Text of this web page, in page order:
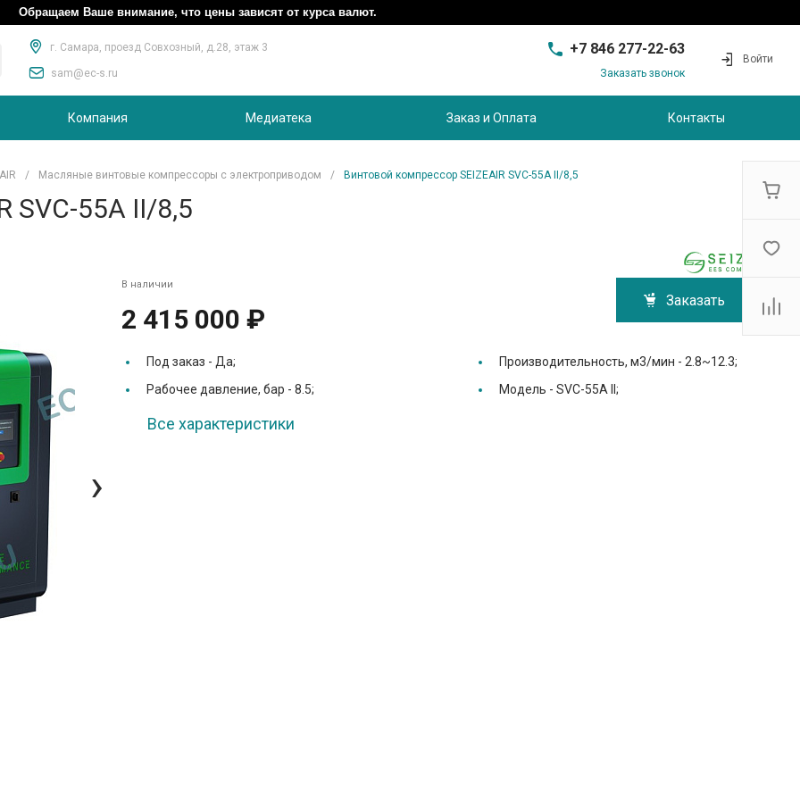
Обращаем Ваше внимание, что цены зависят от курса валют.
г. Самара, проезд Совхозный, д.28, этаж 3
sam@ec-s.ru
+7 846 277-22-63
+7 846 277-22-63
Совхозный, д.28, этаж 3
Заказать звонок
Войти
Компания Медиатека Заказ и Оплата Контакты
/ Масляные винтовые компрессоры с электроприводом / Винтовой компрессор SEIZEAIR SVC-55A II/8,5
SVC-55A II/8,5
›
В наличии
2 415 000 ₽
Заказать
Под заказ - Да; Производительность, м3/мин - 2.8~12.3;
Рабочее давление, бар -8.5; Модель -SVC-55A II;
Все характеристики